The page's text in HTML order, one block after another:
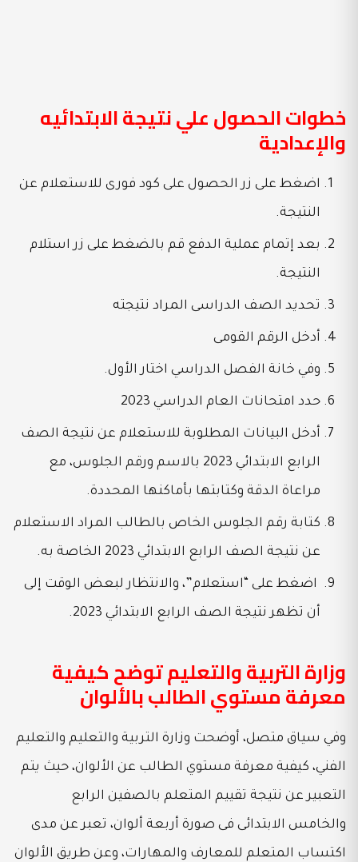
خطوات الحصول علي نتيجة الابتدائيه
والإعدادية
اضغط على زر الحصول على كود فورى للاستعلام عن
النتيجة.
بعد إتمام عملية الدفع قم بالضغط على زر استلام
النتيجة.
تحديد الصف الدراسى المراد نتيجته
أدخل الرقم القومى
وفي خانة الفصل الدراسي اختار الأول.
حدد امتحانات العام الدراسي 2023
أدخل البيانات المطلوبة للاستعلام عن نتيجة الصف
الرابع الابتدائي 2023 بالاسم ورقم الجلوس، مع
مراعاة الدقة وكتابتها بأماكنها المحددة.
كتابة رقم الجلوس الخاص بالطالب المراد الاستعلام
عن نتيجة الصف الرابع الابتدائي 2023 الخاصة به.
اضغط على “استعلام”، والانتظار لبعض الوقت إلى
أن تظهر نتيجة الصف الرابع الابتدائي 2023.
وزارة التربية والتعليم توضح كيفية
معرفة مستوي الطالب بالألوان
وفي سياق متصل، أوضحت وزارة التربية والتعليم والتعليم
الفني، كيفية معرفة مستوي الطالب عن الألوان، حيث يتم
التعبير عن نتيجة تقييم المتعلم بالصفين الرابع
والخامس الابتدائى فى صورة أربعة ألوان، تعبر عن مدى
اكتساب المتعلم للمعارف والمهارات، وعن طريق الألوان